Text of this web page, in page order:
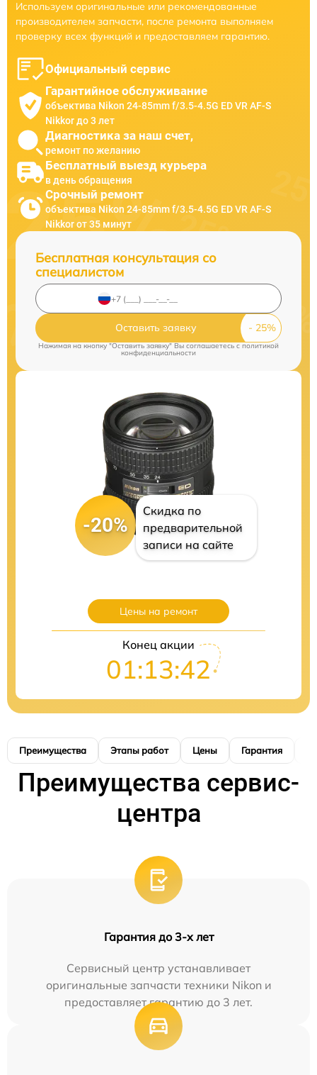
Используем оригинальные или рекомендованные
производителем запчасти, после ремонта выполняем
проверку всех функций и предоставляем гарантию.
Официальный сервис
Гарантийное обслуживание
объектива Nikon 24-85mm f/3.5-4.5G ED VR AF-S
Nikkor до 3 лет
Диагностика за наш счет,
ремонт по желанию
Бесплатный выезд курьера
в день обращения
Срочный ремонт
объектива Nikon 24-85mm f/3.5-4.5G ED VR AF-S
Nikkor от 35 минут
Бесплатная консультация со
специалистом
Оставить заявку
Нажимая на кнопку "Оставить заявку" Вы соглашаетесь cполитикой
конфиденциальности
-20%
Скидка по
предварительной
записи на сайте
Цены на ремонт
Конец акции
01:13:40
Преимущества Этапы работ Цены Гарантия
Преимущества сервис-
центра
Гарантия до 3-х лет
Сервисный центр устанавливает
оригинальные запчасти техники Nikon и
предоставляет гарантию до 3 лет.